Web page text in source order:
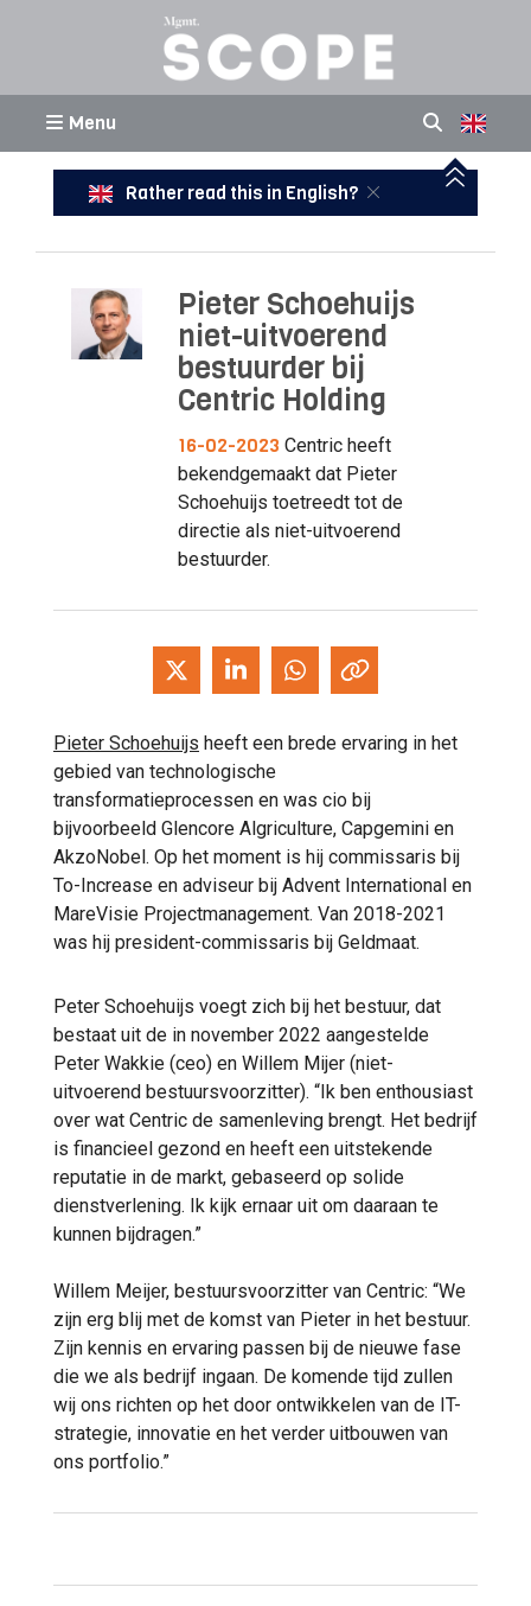
Menu
Rather read this in English?
Pieter Schoehuijs
niet-uitvoerend
bestuurder bij
Centric Holding
16-02-2023 Centric heeft
bekendgemaakt dat Pieter
Schoehuijs toetreedt tot de
directie als niet-uitvoerend
bestuurder.
Pieter Schoehuijs heeft een brede ervaring in het
gebied van technologische
transformatieprocessen en was cio bij
bijvoorbeeld Glencore Algriculture, Capgemini en
AkzoNobel. Op het moment is hij commissaris bij
To-Increase en adviseur bij Advent International en
MareVisie Projectmanagement. Van 2018-2021
was hij president-commissaris bij Geldmaat.
Peter Schoehuijs voegt zich bij het bestuur, dat
bestaat uit de in november 2022 aangestelde
Peter Wakkie (ceo) en Willem Mijer (niet-
uitvoerend bestuursvoorzitter). “Ik ben enthousiast
over wat Centric de samenleving brengt. Het bedrijf
is financieel gezond en heeft een uitstekende
reputatie in de markt, gebaseerd op solide
dienstverlening. Ik kijk ernaar uit om daaraan te
kunnen bijdragen.”
Willem Meijer, bestuursvoorzitter van Centric: “We
zijn erg blij met de komst van Pieter in het bestuur.
Zijn kennis en ervaring passen bij de nieuwe fase
die we als bedrijf ingaan. De komende tijd zullen
wij ons richten op het door ontwikkelen van de IT-
strategie, innovatie en het verder uitbouwen van
ons portfolio.”